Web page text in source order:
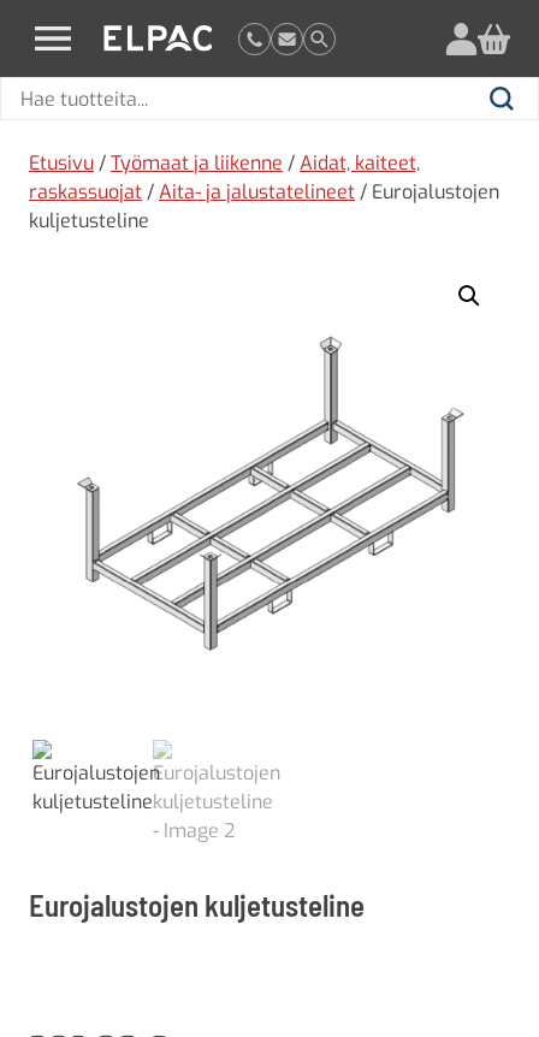
elpac.fi
Hae
Hae
Etusivu /Työmaat ja liikenne /Aidat, kaiteet,
raskassuojat /Aita- ja jalustatelineet / Eurojalustojen
kuljetusteline
Eurojalustojen kuljetusteline